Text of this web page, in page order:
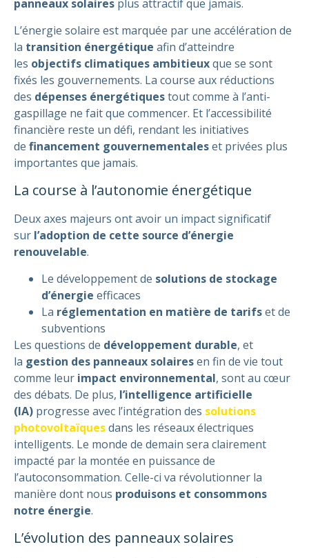
panneaux solaires plus attractif que jamais.
L’énergie solaire est marquée par une accélération de
la transition énergétique afin d’atteindre
les objectifs climatiques ambitieuxque se sont
fixés les gouvernements. La course aux réductions
des dépenses énergétiquestout comme à l’anti-
gaspillage ne fait que commencer. Et l’accessibilité
financière reste un défi, rendant les initiatives
de financement gouvernementaleset privées plus
importantes que jamais.
La course à l’autonomie énergétique
Deux axes majeurs ont avoir un impact significatif
sur l’adoption de cette source d’énergie
renouvelable.
Le développement de solutions de stockage
d’énergie efficaces
La réglementation en matière de tarifset de
subventions
Les questions de développement durable, et
la gestion des panneaux solairesen fin de vie tout
comme leur impact environnemental, sont au cœur
des débats. De plus, l’intelligence artificielle
(IA) progresse avec l’intégration des solutions
photovoltaïquesdans les réseaux électriques
intelligents. Le monde de demain sera clairement
impacté par la montée en puissance de
l’autoconsommation. Celle-ci va révolutionner la
manière dont nous produisons et consommons
notre énergie.
L’évolution des panneaux solaires